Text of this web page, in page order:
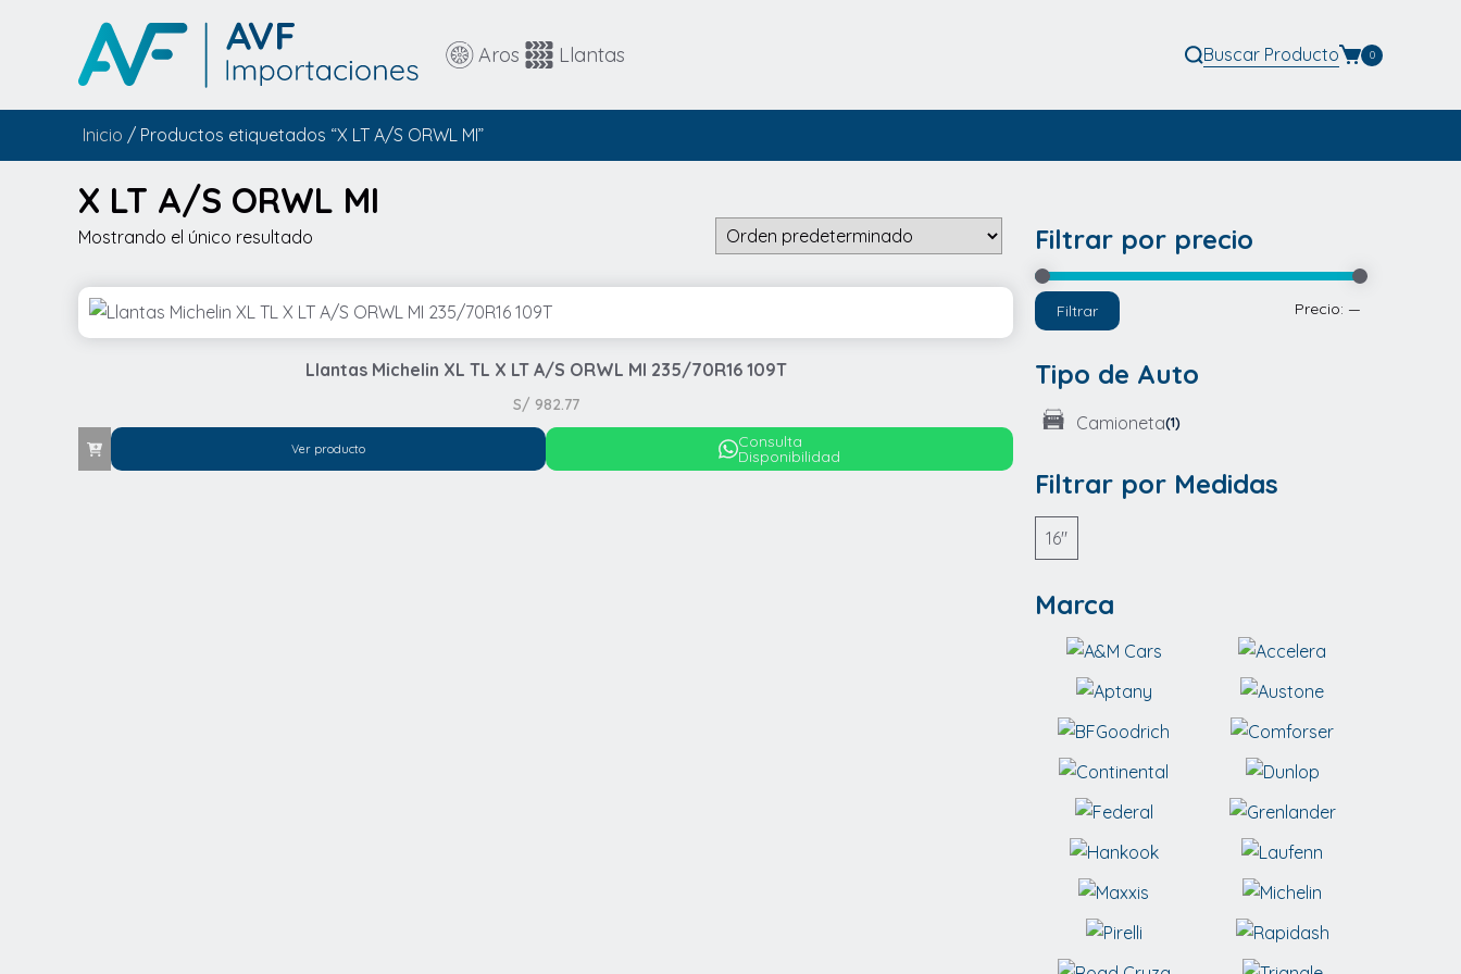
Aros4x4 / SUVLlantas
Runflat Buscar Producto 0
Inicio / Productos etiquetados “X LT A/S ORWL MI”
X LT A/S ORWL MI
Mostrando el único resultado
Llantas Michelin XL TL X LT A/S ORWL MI 235/70R16 109T
S/ 982.77
Ver producto Consulta
Disponibilidad
Filtrar por precio
Filtrar Precio: —
Tipo de Auto
Camioneta(1)
Filtrar por Medidas
16"
Marca